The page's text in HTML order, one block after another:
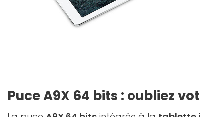
Puce A9X 64 bits : oubliez